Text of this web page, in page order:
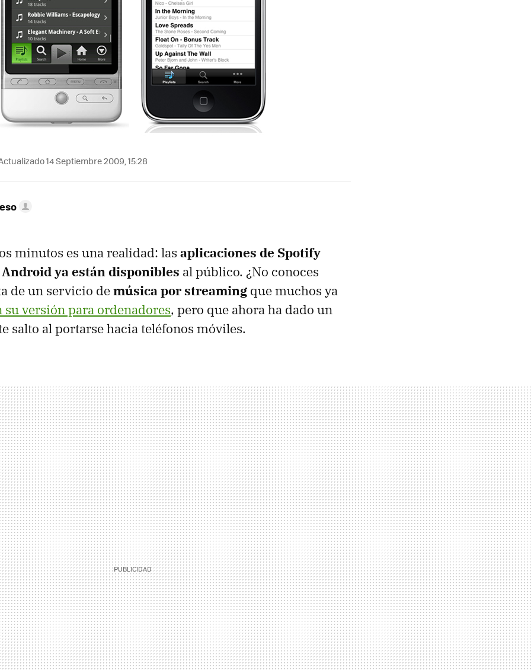
14 Septiembre 2009, 15:28
minutos es una realidad: las aplicaciones de Spotify
ya están disponibles al público. ¿No conoces
de un servicio demúsica por streaming que muchos ya
su versión para ordenadores, pero que ahora ha dado un
salto al portarse hacia teléfonos móviles.